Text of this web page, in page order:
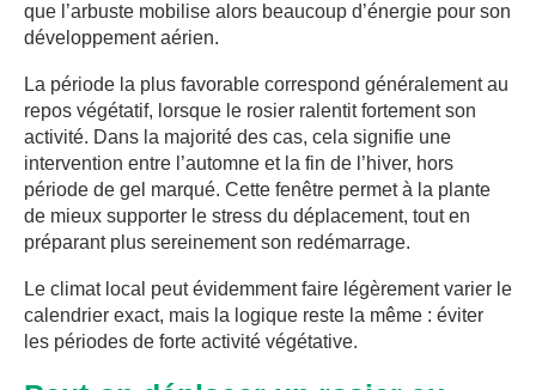
que l’arbuste mobilise alors beaucoup d’énergie pour son
développement aérien.
La période la plus favorable correspond généralement au
repos végétatif, lorsque le rosier ralentit fortement son
activité. Dans la majorité des cas, cela signifie une
intervention entre l’automne et la fin de l’hiver, hors
période de gel marqué. Cette fenêtre permet à la plante
de mieux supporter le stress du déplacement, tout en
préparant plus sereinement son redémarrage.
Le climat local peut évidemment faire légèrement varier le
calendrier exact, mais la logique reste la même : éviter
les périodes de forte activité végétative.